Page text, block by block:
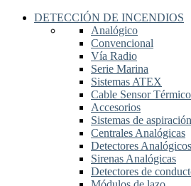
DETECCIÓN DE INCENDIOS
Analógico
Convencional
Vía Radio
Serie Marina
Sistemas ATEX
Cable Sensor Térmico
Accesorios
Sistemas de aspiración
Centrales Analógicas
Detectores Analógicos
Sirenas Analógicas
Detectores de